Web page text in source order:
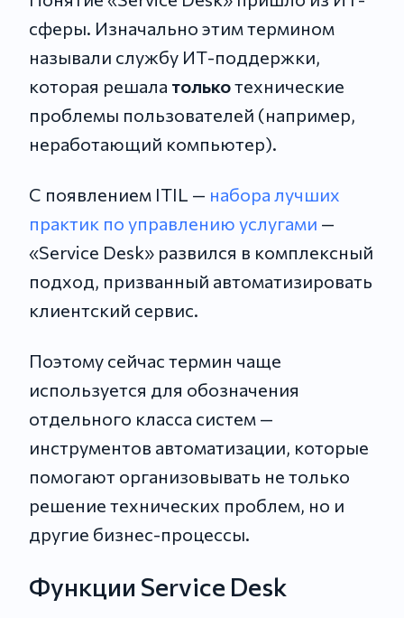
сферы. Изначально этим термином
называли службу ИТ-поддержки,
которая решала толькотехнические
проблемы пользователей (например,
неработающий компьютер).
С появлением ITIL — набора лучших
практик по управлению услугами —
«Service Desk» развился в комплексный
подход, призванный автоматизировать
клиентский сервис.
Поэтому сейчас термин чаще
используется для обозначения
отдельного класса систем —
инструментов автоматизации, которые
помогают организовывать не только
решение технических проблем, но и
другие бизнес-процессы.
Функции Service Desk